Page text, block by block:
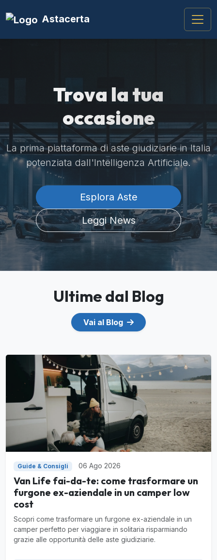
Astacerta
Trova la tua
occasione
La prima piattaforma di aste giudiziarie in Italia
potenziata dall'Intelligenza Artificiale.
Esplora Aste
Leggi News
Ultime dal Blog
Vai al Blog
Guide & Consigli 06 Ago 2026
Van Life fai-da-te: come trasformare un
furgone ex-aziendale in un camper low
cost
Scopri come trasformare un furgone ex-aziendale in un
camper perfetto per viaggiare in solitaria risparmiando
grazie alle opportunità delle aste giudiziarie.